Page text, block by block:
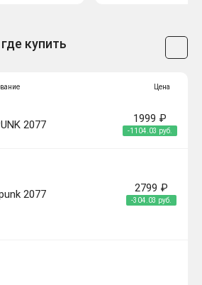
купить
Цена
2077 1999 ₽
-1104.03 руб.
2077 2799 ₽
-304.03 руб.